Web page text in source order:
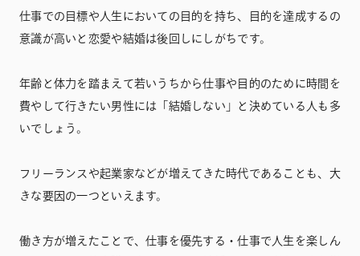
仕事での目標や人生においての目的を持ち、目的を達成するの
意識が高いと恋愛や結婚は後回しにしがちです。
年齢と体力を踏まえて若いうちから仕事や目的のために時間を
費やして行きたい男性には「結婚しない」と決めている人も多
いでしょう。
フリーランスや起業家などが増えてきた時代であることも、大
きな要因の一つといえます。
働き方が増えたことで、仕事を優先する・仕事で人生を楽しん